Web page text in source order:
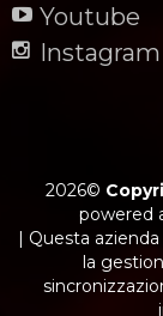
Youtube
Instagram
2026©
powered
| Questa
la